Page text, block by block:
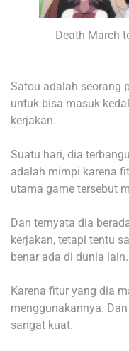
Death March
Satou adalah seorang
untuk bisa masuk
kerjakan.
Suatu hari, dia
adalah mimpi karena
utama game tersebut
Dan ternyata dia
kerjakan, tetapi tentu
benar ada di dunia lain.
Karena fitur yang dia
menggunakannya.
sangat kuat.